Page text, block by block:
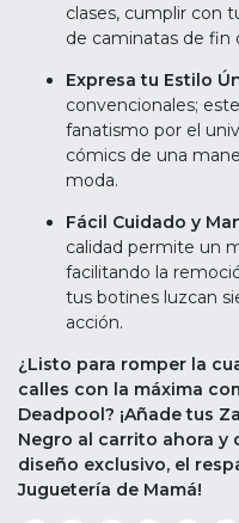
clases, cumplir con
de caminatas de fin
Expresa tu Estilo
convencionales;
fanatismo por el
cómics de una
moda.
Fácil Cuidado y
calidad permite un
facilitando la
tus botines luzcan
acción.
¿Listo para romper la
calles con la máxima
Deadpool? ¡Añade tus
Negro al carrito ahora y
diseño exclusivo, el
Juguetería de Mamá!